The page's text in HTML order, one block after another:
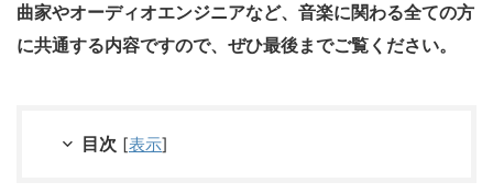
曲家やオーディオエンジニアなど、音楽に関わる全ての方
に共通する内容ですので、ぜひ最後までご覧ください。
目次 [表示]